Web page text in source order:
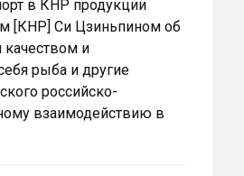
в КНР продукции
[КНР] Си Цзиньпином об
качеством и
рыба и другие
российско-
взаимодействию в